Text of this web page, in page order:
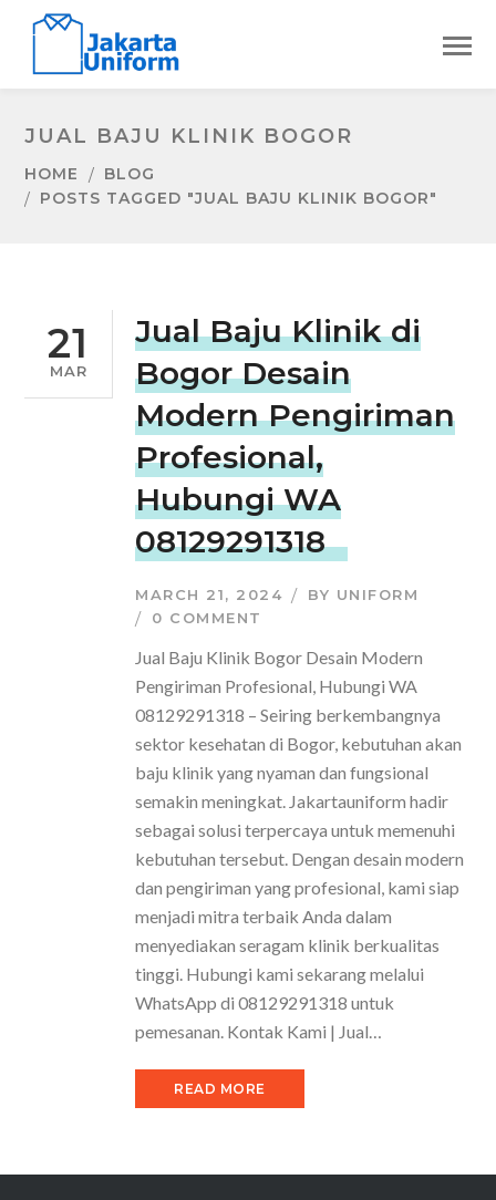
JUAL BAJU KLINIK BOGOR
HOME
BLOG
POSTS TAGGED "JUAL BAJU KLINIK BOGOR"
21
MAR
Jual Baju Klinik di
Bogor Desain
Modern Pengiriman
Profesional,
Hubungi WA
08129291318
MARCH 21, 2024 BY UNIFORM
0 COMMENT
Jual Baju Klinik Bogor Desain Modern
Pengiriman Profesional, Hubungi WA
08129291318 – Seiring berkembangnya
sektor kesehatan di Bogor, kebutuhan akan
baju klinik yang nyaman dan fungsional
semakin meningkat. Jakartauniform hadir
sebagai solusi terpercaya untuk memenuhi
kebutuhan tersebut. Dengan desain modern
dan pengiriman yang profesional, kami siap
menjadi mitra terbaik Anda dalam
menyediakan seragam klinik berkualitas
tinggi. Hubungi kami sekarang melalui
WhatsApp di 08129291318 untuk
pemesanan. Kontak Kami | Jual…
READ MORE